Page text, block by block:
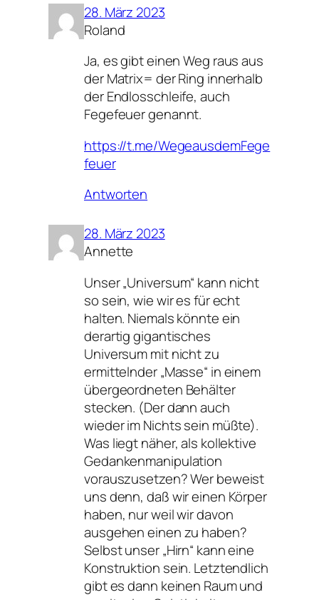
28. März 2023
Roland
Ja, es gibt einen Weg raus aus
der Matrix= der Ring innerhalb
der Endlosschleife, auch
Fegefeuer genannt.
https://t.me/WegeausdemFege
feuer
Antworten
28. März 2023
Annette
Unser „Universum“ kann nicht
so sein, wie wir es für echt
halten. Niemals könnte ein
derartig gigantisches
Universum mit nicht zu
ermittelnder „Masse“ in einem
übergeordneten Behälter
stecken. (Der dann auch
wieder im Nichts sein müßte).
Was liegt näher, als kollektive
Gedankenmanipulation
vorauszusetzen? Wer beweist
uns denn, daß wir einen Körper
haben, nur weil wir davon
ausgehen einen zu haben?
Selbst unser „Hirn“ kann eine
Konstruktion sein. Letztendlich
gibt es dann keinen Raum und